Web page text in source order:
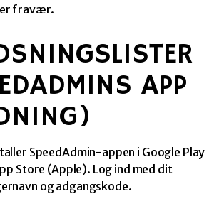
fravær.
APP
SpeedAdmin-appen i Google Play
Store (Apple). Log ind med dit
og adgangskode.